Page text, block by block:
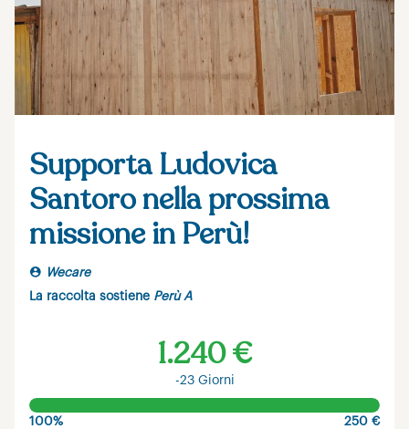
Supporta Ludovica
Santoro nella prossima
missione in Perù!
Wecare
La raccolta sostiene Perù A
1.240 €
-23 Giorni
100%
250 €